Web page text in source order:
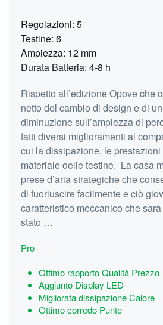
Regolazioni: 5
Testine: 6
Ampiezza: 12 mm
Durata Batteria: 4-8 h
Rispetto all’edizione Opove che
netto del cambio di design e di
diminuzione sull’ampiezza di
fatti diversi miglioramenti al
cui la dissipazione, le
materiale delle testine. La casa
prese d’aria strategiche che
di fuoriuscire facilmente e ciò
caratteristico meccanico che
stato …
Pro
Ottimo rapporto Qualità Prezzo
Aggiunto Display LED
Migliorata dissipazione Calore
Ottimo corredo Punte